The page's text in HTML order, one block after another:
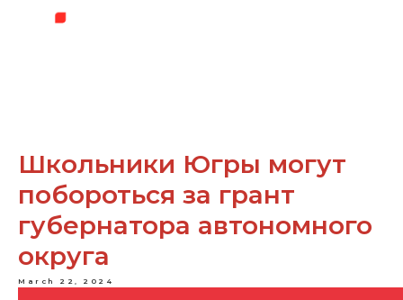
Школьники Югры могут
побороться за грант
губернатора автономного
округа
March 22, 2024